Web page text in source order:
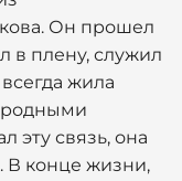
Он прошел
в плену, служил
жила
родными
эту связь, она
В конце жизни,